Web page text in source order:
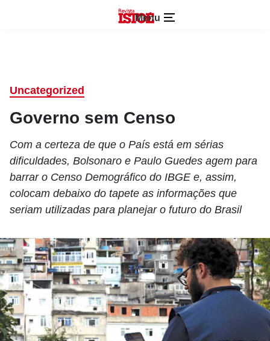
Menu
Uncategorized
Governo sem Censo
Com a certeza de que o País está em sérias
dificuldades, Bolsonaro e Paulo Guedes agem para
barrar o Censo Demográfico do IBGE e, assim,
colocam debaixo do tapete as informações que
seriam utilizadas para planejar o futuro do Brasil